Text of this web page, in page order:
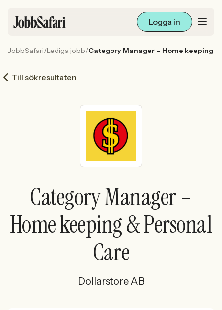
Logga in
Arbetsliv och karriär
För arbetsgivare
Sök med AI
Ny här? Skapa konto
JobbSafari/Lediga jobb/Category Manager – Home keeping
Till sökresultaten
Category Manager –
Home keeping & Personal
Care
Dollarstore AB